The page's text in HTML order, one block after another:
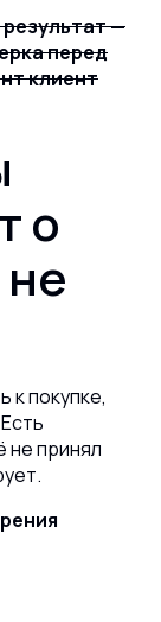
—
перед
клиент
о
к покупке,
не принял